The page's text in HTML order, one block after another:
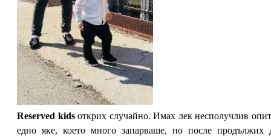
Reserved kidsоткрих случайно. Имах лек несполучлив
едно яке, което много запарваше, но после продължих